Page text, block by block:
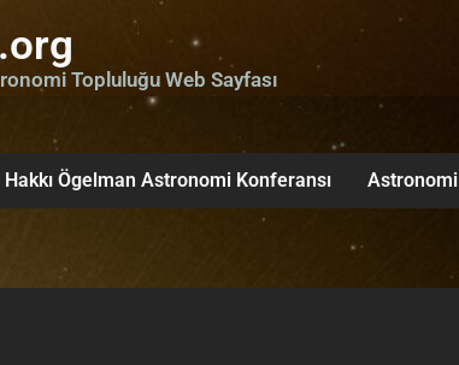
Topluluğu Web Sayfası
Hakkı Ögelman Astronomi Konferansı Astronomi